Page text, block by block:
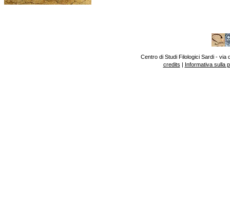
Centro di Studi Filologici Sardi - via
credits | Informativa sulla